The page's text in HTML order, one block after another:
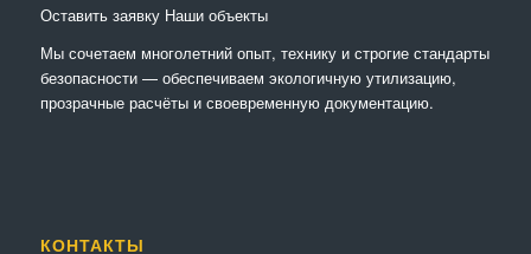
Оставить заявку Наши объекты
Мы сочетaем многолетний опыт, технику и строгие стандарты
безопасности — обеспечиваем экологичную утилизацию,
прозрачные расчёты и своевременную документацию.
КОНТАКТЫ